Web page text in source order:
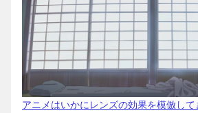
アニメはいかにレンズの効果を模倣して